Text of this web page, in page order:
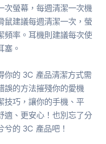
次螢幕，每週清潔一次機
鼠建議每週清潔一次，螢
頻率。耳機則建議每次使
塞。
你的 3C 產品清潔方式需
誤的方法摧殘你的愛機
技巧，讓你的手機、平
適、更安心！也別忘了分
的 3C 產品吧！